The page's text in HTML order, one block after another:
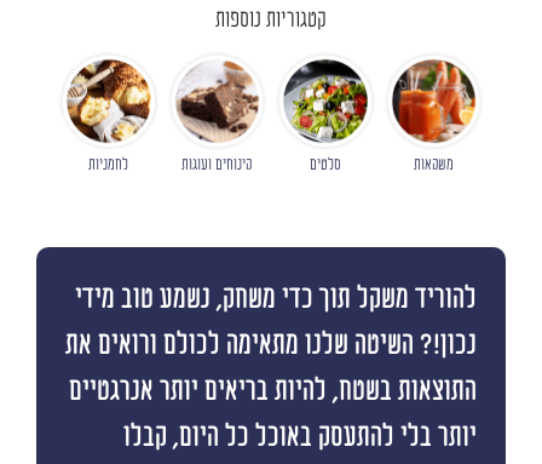
קטגוריות נוספות
משקאות סלטים קינוחים ועוגות לחמניות
להוריד משקל תוך כדי משחק, נשמע טוב מידי
נכון!? השיטה שלנו מתאימה לכולם ורואים את
התוצאות בשטח, להיות בריאים יותר אנרגטיים
יותר בלי להתעסק באוכל כל היום, קבלו